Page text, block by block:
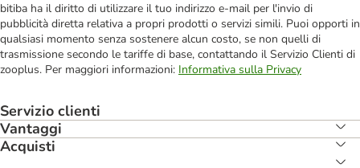
bitiba ha il diritto di utilizzare il tuo indirizzo e-mail per l'invio di
pubblicità diretta relativa a propri prodotti o servizi simili. Puoi opporti in
qualsiasi momento senza sostenere alcun costo, se non quelli di
trasmissione secondo le tariffe di base, contattando il Servizio Clienti di
zooplus. Per maggiori informazioni: Informativa sulla Privacy
Servizio clienti
Vantaggi
Acquisti